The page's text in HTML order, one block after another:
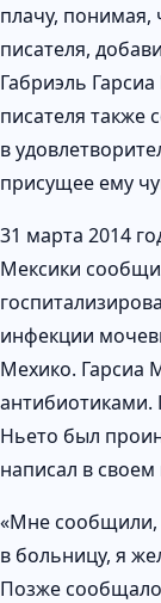
плачу, понимая,
писателя,
Габриэль
писателя также
в
присущее ему
31 марта 2014
Мексики
инфекции
Мехико. Гарсиа
антибиотиками.
Ньето был
написал в
«Мне сообщили,
в больницу, я
Позже